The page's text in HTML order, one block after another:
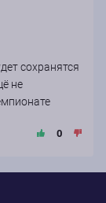
сохранятся
не
0